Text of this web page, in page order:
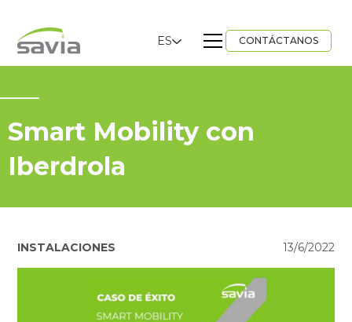
ES CONTÁCTANOS
Smart Mobility con
Iberdrola
INSTALACIONES 13/6/2022